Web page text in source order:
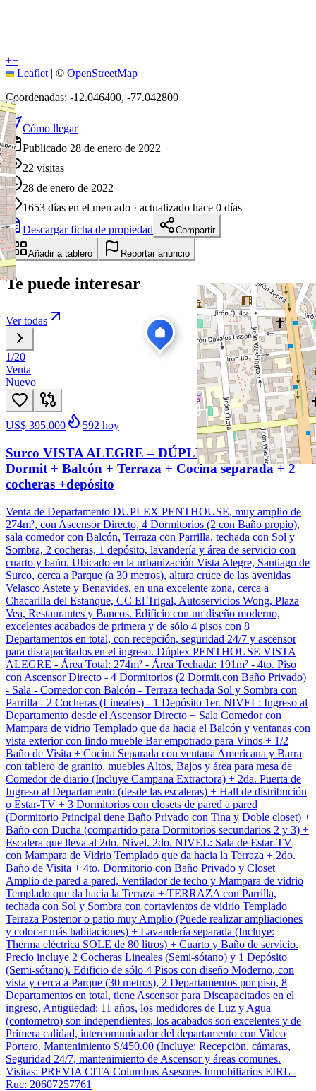
+−
Leaflet | © OpenStreetMap
Coordenadas: -12.046400, -77.042800
Cómo llegar
Publicado 28 de enero de 2022
22 visitas
28 de enero de 2022
1653 días en el mercado · actualizado hace 0 días
Descargar ficha de propiedad
Compartir
Añadir a tablero Reportar anuncio
Te puede interesar
Ver todas
1/20
Venta
Nuevo
US$ 395.000 592 hoy
Surco VISTA ALEGRE – DÚPLEX Penthouse de 4
Dormit + Balcón + Terraza + Cocina separada + 2
cocheras +depósito
Venta de Departamento DUPLEX PENTHOUSE, muy amplio de
274m², con Ascensor Directo, 4 Dormitorios (2 con Baño propio),
sala comedor con Balcón, Terraza con Parrilla, techada con Sol y
Sombra, 2 cocheras, 1 depósito, lavandería y área de servicio con
cuarto y baño. Ubicado en la urbanización Vista Alegre, Santiago de
Surco, cerca a Parque (a 30 metros), altura cruce de las avenidas
Velasco Astete y Benavides, en una excelente zona, cerca a
Chacarilla del Estanque, CC El Trigal, Autoservicios Wong, Plaza
Vea, Restaurantes y Bancos. Edificio con un diseño moderno,
excelentes acabados de primera y de sólo 4 pisos con 8
Departamentos en total, con recepción, seguridad 24/7 y ascensor
para discapacitados en el ingreso. Dúplex PENTHOUSE VISTA
ALEGRE - Área Total: 274m² - Área Techada: 191m² - 4to. Piso
con Ascensor Directo - 4 Dormitorios (2 Dormit.con Baño Privado)
- Sala - Comedor con Balcón - Terraza techada Sol y Sombra con
Parrilla - 2 Cocheras (Lineales) - 1 Depósito 1er. NIVEL: Ingreso al
Departamento desde el Ascensor Directo + Sala Comedor con
Mampara de vidrio Templado que da hacia el Balcón y ventanas con
vista exterior con lindo mueble Bar empotrado para Vinos + 1/2
Baño de Visita + Cocina Separada con ventana Americana y Barra
con tablero de granito, muebles Altos, Bajos y área para mesa de
Comedor de diario (Incluye Campana Extractora) + 2da. Puerta de
Ingreso al Departamento (desde las escaleras) + Hall de distribución
o Estar-TV + 3 Dormitorios con closets de pared a pared
(Dormitorio Principal tiene Baño Privado con Tina y Doble closet) +
Baño con Ducha (compartido para Dormitorios secundarios 2 y 3) +
Escalera que lleva al 2do. Nivel. 2do. NIVEL: Sala de Estar-TV
con Mampara de Vidrio Templado que da hacia la Terraza + 2do.
Baño de Visita + 4to. Dormitorio con Baño Privado y Closet
Amplio de pared a pared, Ventilador de techo y Mampara de vidrio
Templado que da hacia la Terraza + TERRAZA con Parrilla,
techada con Sol y Sombra con cortavientos de vidrio Templado +
Terraza Posterior o patio muy Amplio (Puede realizar ampliaciones
y colocar más habitaciones) + Lavandería separada (Incluye:
Therma eléctrica SOLE de 80 litros) + Cuarto y Baño de servicio.
Precio incluye 2 Cocheras Lineales (Semi-sótano) y 1 Depósito
(Semi-sótano). Edificio de sólo 4 Pisos con diseño Moderno, con
vista y cerca a Parque (30 metros), 2 Departamentos por piso, 8
Departamentos en total, tiene Ascensor para Discapacitados en el
ingreso, Antigüedad: 11 años, los medidores de Luz y Agua
(contometro) son independientes, los acabados son excelentes y de
Primera calidad, intercomunicador del departamento con Video
Portero. Mantenimiento S/450.00 (Incluye: Recepción, cámaras,
Seguridad 24/7, mantenimiento de Ascensor y áreas comunes.
Visitas: PREVIA CITA Columbus Asesores Inmobiliarios EIRL -
Ruc: 20607257761